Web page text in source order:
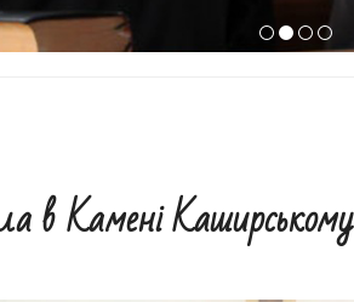
в Камені Каширському